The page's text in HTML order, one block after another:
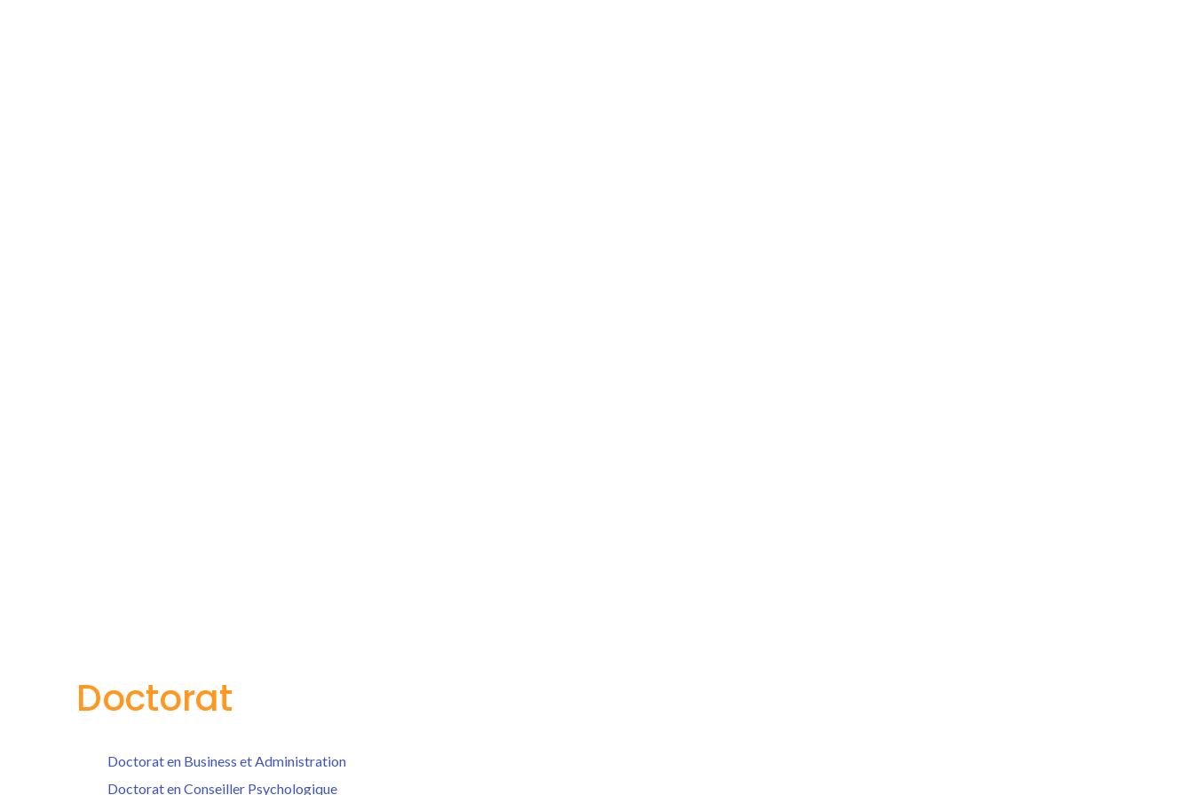
Doctorat
Doctorat en Business et Administration
Doctorat en Conseiller Psychologique